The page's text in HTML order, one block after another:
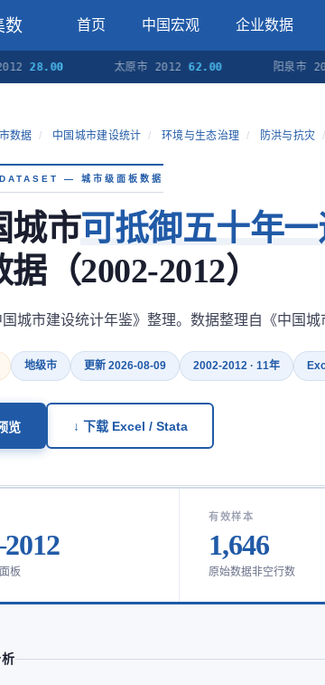
数 首页 中国宏观 企业数据
太原市 2012 62.00 阳泉市 2012
数据 / 中国城市建设统计 / 环境与生态治理 / 防洪与抗灾 /
— 城市级面板数据
城市可抵御五十年
（2002-2012）
城市建设统计年鉴》整理。数据整理自《中国城
地级市 更新 2026-08-09 2002-2012 · 11年
览 ↓ 下载 Excel / Stata
板
有效样本
1,646
原始数据非空行数